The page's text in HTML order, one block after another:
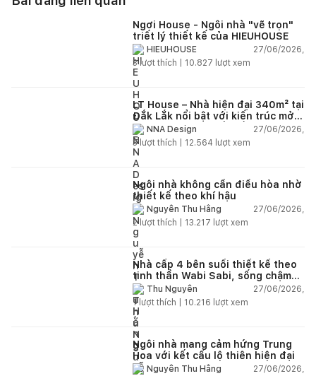
Ngơi House - Ngôi nhà "vẽ trọn"
triết lý thiết kế của HIEUHOUSE
HIEUHOUSE
27/06/2026,
3lượt thích | 10.827 lượt xem
LT House – Nhà hiện đại 340m² tại
Đắk Lắk nổi bật với kiến trúc mở
và hệ sân vườn kết nối thiên
nhiên
NNA Design
27/06/2026,
3lượt thích | 12.564 lượt xem
Ngôi nhà không cần điều hòa nhờ
thiết kế theo khí hậu
Nguyễn Thu Hằng
27/06/2026,
2lượt thích | 13.217 lượt xem
Nhà cấp 4 bên suối thiết kế theo
tinh thần Wabi Sabi, sống chậm
giữa thiên nhiên
Thu Nguyễn
27/06/2026,
1lượt thích | 10.216 lượt xem
Ngôi nhà mang cảm hứng Trung
Hoa với kết cấu lộ thiên hiện đại
Nguyễn Thu Hằng
27/06/2026,